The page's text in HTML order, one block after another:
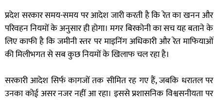
प्रदेश सरकार समय-समय पर आदेश जारी करती है कि रेत का खनन और
परिवहन नियमों के अनुसार ही होगा। मगर बिरकोनी का सच यह बताने के
लिए काफी है कि जमीनी स्तर पर माइनिंग अधिकारी और रेत माफियाओं
की मिलीभगत से सब कुछ नियमों के खिलाफ चल रहा है।
सरकारी आदेश सिर्फ कागजों तक सीमित रह गए हैं, जबकि धरातल पर
उनका कोई असर नजर नहीं आ रहा। इससे प्रशासनिक विश्वसनीयता पर